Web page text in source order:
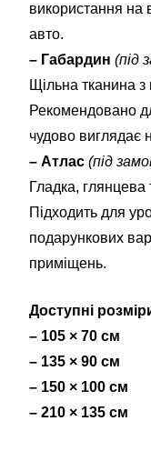
використання на
авто.
– Габардин (під
Щільна тканина
Рекомендовано
чудово виглядає
– Атлас (під
Гладка,
Підходить для
подарункових
приміщень.
Доступні
– 105 × 70 см
– 135 × 90 см
– 150 × 100 см
– 210 × 135 см